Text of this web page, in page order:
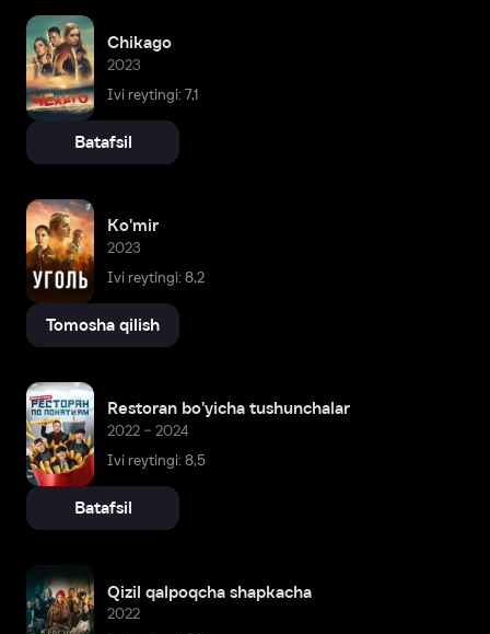
Chikago
2023
Ivi reytingi: 7,1
Batafsil
Ko'mir
2023
Ivi reytingi: 8,2
Tomosha qilish
Restoran bo'yicha tushunchalar
2022 – 2024
Ivi reytingi: 8,5
Batafsil
Qizil qalpoqcha shapkacha
2022